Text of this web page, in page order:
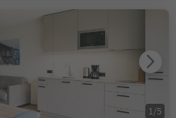
1 /5